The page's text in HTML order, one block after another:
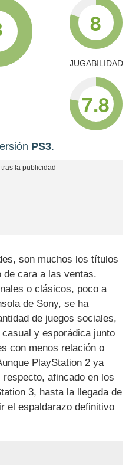
8
JUGABILIDAD
7.8
PS3.
son muchos los títulos
de cara a las ventas.
o clásicos, poco a
de Sony, se ha
de juegos sociales,
y esporádica junto
con menos relación o
PlayStation 2 ya
afincado en los
3, hasta la llegada de
el espaldarazo definitivo